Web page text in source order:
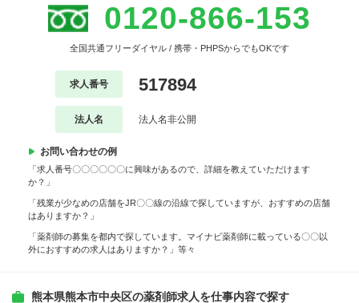
0120-866-153
全国共通フリーダイヤル / 携帯・PHPSからでもOKです
求人番号 517894
法人名 法人名非公開
お問い合わせの例
「求人番号〇〇〇〇〇〇に興味があるので、詳細を教えていただけます
か？」
「残業が少なめの店舗をJR〇〇線の沿線で探していますが、おすすめの店舗
はありますか？」
「薬剤師の募集を都内で探しています。マイナビ薬剤師に載っている〇〇以
外におすすめの求人はありますか？」等々
熊本県熊本市中央区の薬剤師求人を仕事内容で探す